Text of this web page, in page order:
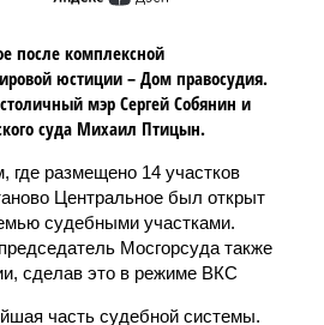
после комплексной
юстиции – Дом правосудия.
мэр Сергей Собянин и
суда Михаил Птицын.
размещено 14 участков
Центральное был открыт
судебными участками.
Мосгорсуда также
сделав это в режиме ВКС
часть судебной системы.